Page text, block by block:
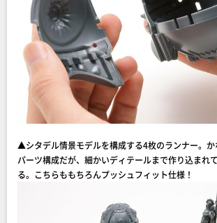
▲シタデル情景モデルを構成する4枚のランナー。
パーツ構成だが、細かいディテールまで作り込まれ
る。こちらももちろんプッシュフィット仕様！